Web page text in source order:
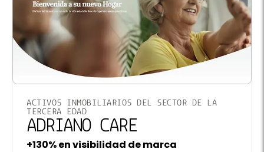
ACTIVOS INMOBILIARIOS DEL SECTOR DE LA
TERCERA EDAD
ADRIANO CARE
+130% en visibilidad de marca